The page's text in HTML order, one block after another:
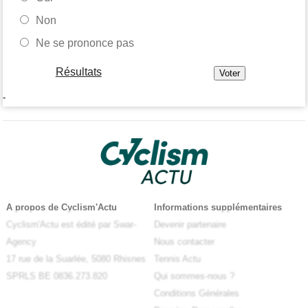
Non
Ne se prononce pas
Résultats
-
A propos de Cyclism'Actu
Cyclism'Actu est édité par Swar-
Agency
17 rue de la Suarlée, 5080 Rhisnes
SPRLS BE 0836.273.820
Informations supplémentaires
Devenir partenaire
Nous contacter
Tennis Actu
Qui sommes-nous ?
Conditions Générales